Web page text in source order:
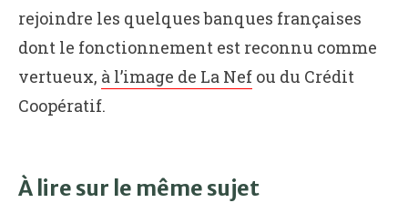
rejoindre les quelques banques françaises
dont le fonctionnement est reconnu comme
vertueux, à l’image de La Nef ou du Crédit
Coopératif.
À lire sur le même sujet